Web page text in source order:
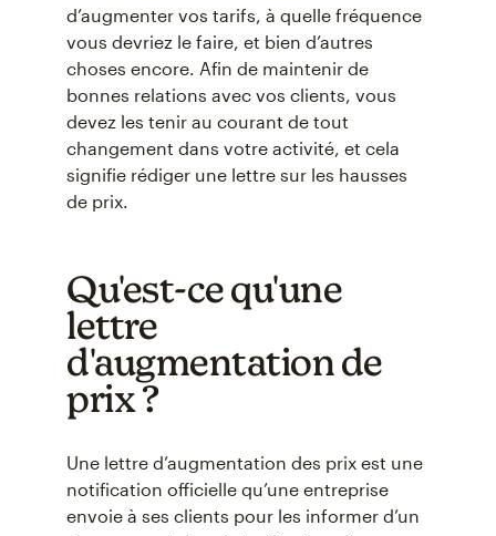
d’augmenter vos tarifs, à quelle fréquence
vous devriez le faire, et bien d’autres
choses encore. Afin de maintenir de
bonnes relations avec vos clients, vous
devez les tenir au courant de tout
changement dans votre activité, et cela
signifie rédiger une lettre sur les hausses
de prix.
Qu'est-ce qu'une
lettre
d'augmentation de
prix ?
Une lettre d’augmentation des prix est une
notification officielle qu’une entreprise
envoie à ses clients pour les informer d’un